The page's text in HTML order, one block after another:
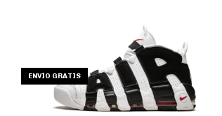
ENVÍO GRATIS